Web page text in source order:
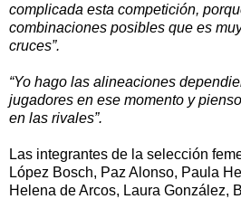
complicada esta competición,
combinaciones posibles que es
cruces”.
“Yo hago las alineaciones
jugadores en ese momento y
en las rivales”.
Las integrantes de la selección
López Bosch, Paz Alonso, Paula
Helena de Arcos, Laura González,